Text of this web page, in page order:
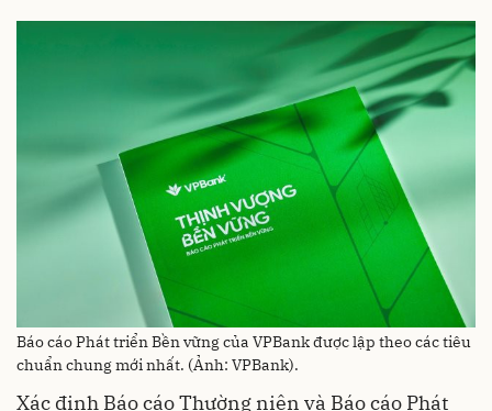
Báo cáo Phát triển Bền vững của VPBank được lập theo các tiêu
chuẩn chung mới nhất. (Ảnh: VPBank).
Xác định Báo cáo Thường niên và Báo cáo Phát